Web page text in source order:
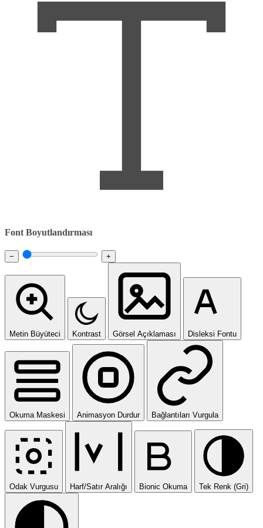
Font Boyutlandırması
− +
Metin Büyüteci Kontrast Görsel Açıklaması Disleksi Fontu
Okuma Maskesi Animasyon Durdur Bağlantıları Vurgula
Odak Vurgusu Harf/Satır Aralığı Bionic Okuma Tek Renk (Gri)